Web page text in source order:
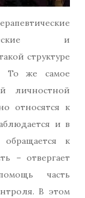
и
структуре
То же самое
личностной
относятся к
и в
к
– отвергает
часть
В этом